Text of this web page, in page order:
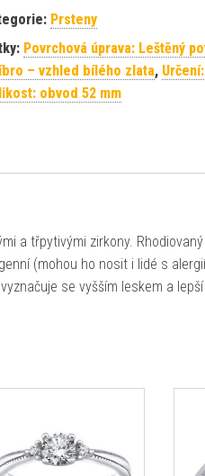
Prsteny
Povrchová úprava: Leštěný
– vzhled bílého zlata,
obvod 52 mm
a třpytivými zirkony.
(mohou ho nosit i lidé s
se vyšším leskem a